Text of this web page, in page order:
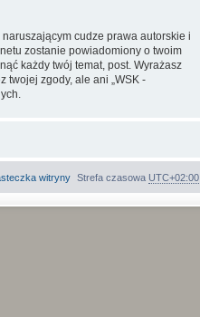
cudze prawa autorskie i
zostanie powiadomiony o twoim
każdy twój temat, post. Wyrażasz
twojej zgody, ale ani „WSK -
Strefa czasowa UTC+02:00
witryny